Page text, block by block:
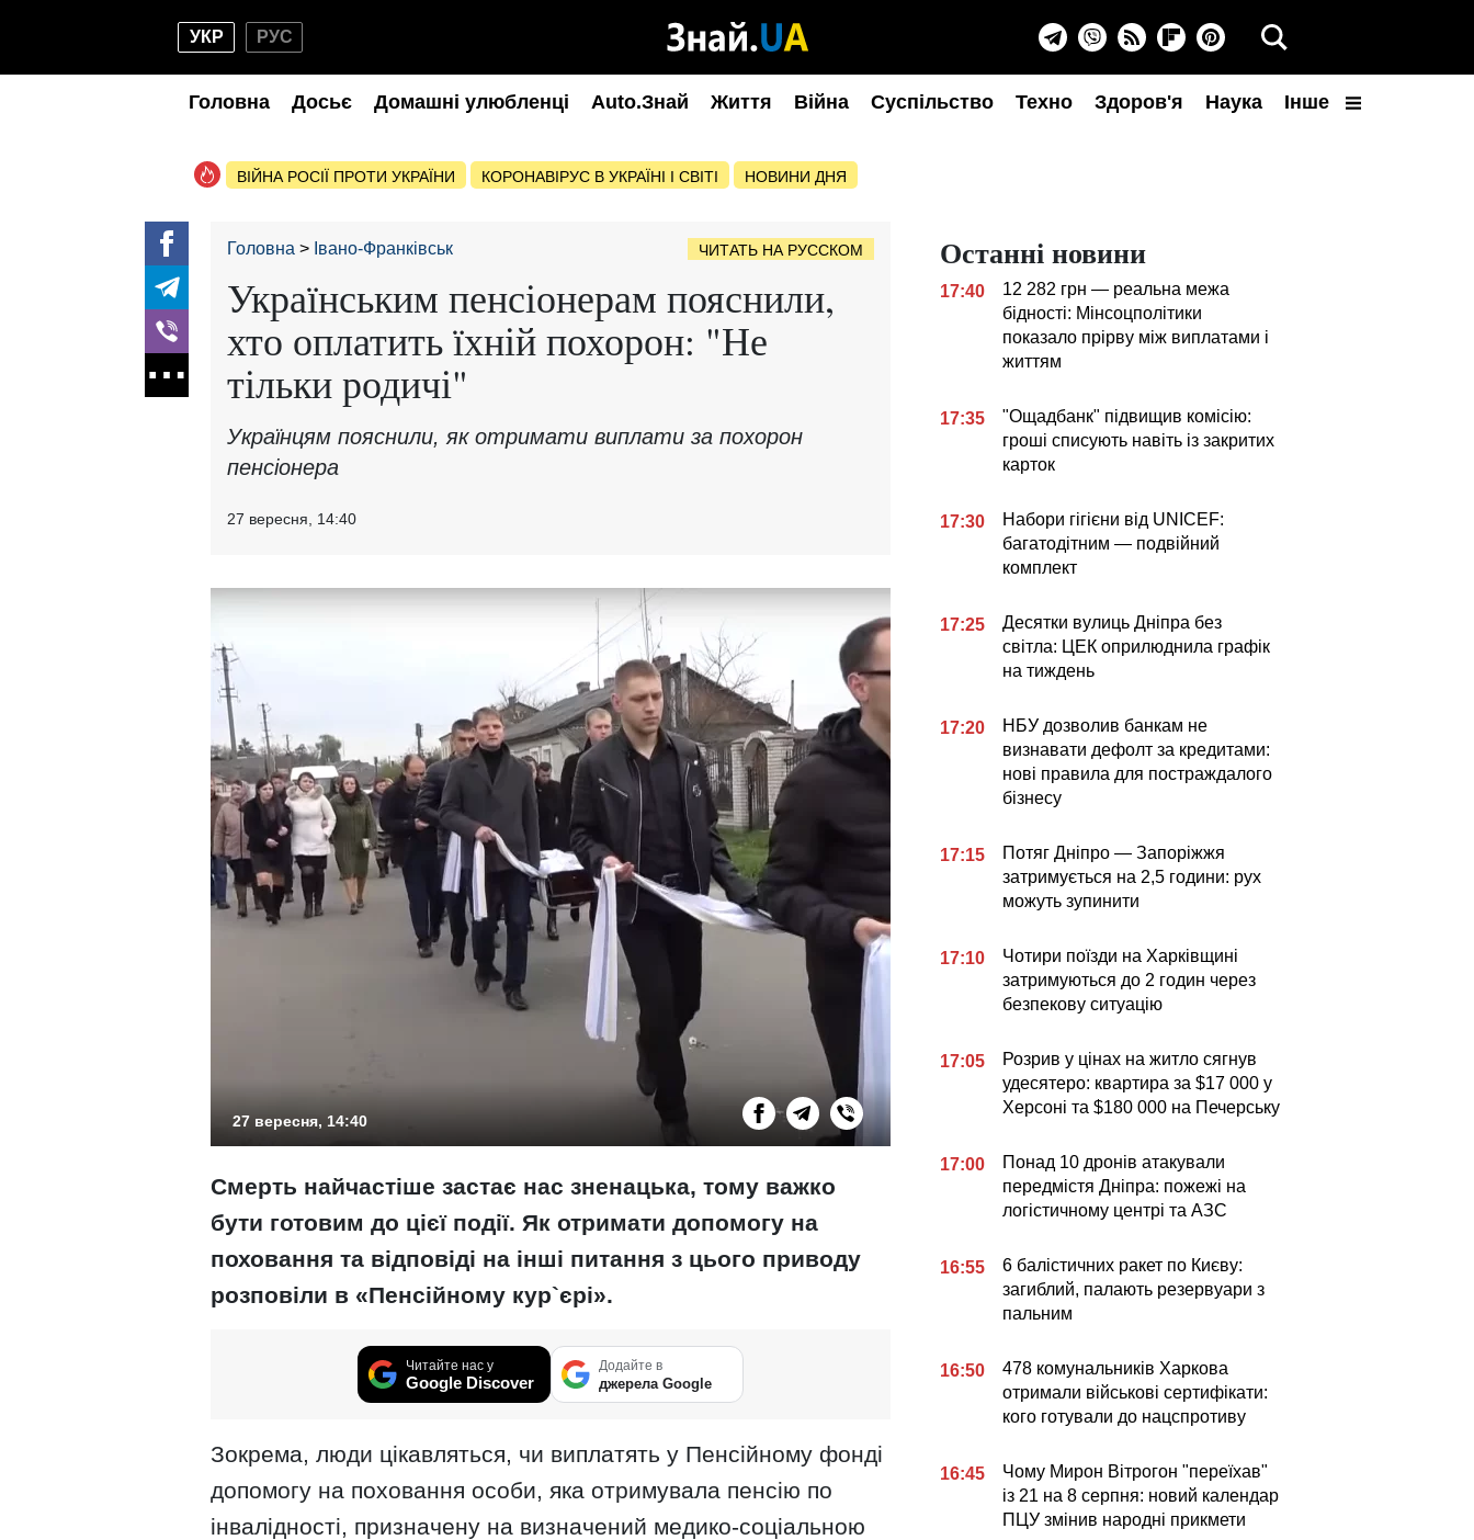
УКР РУС
Головна Досьє Домашні улюбленці Auto.Знай Життя Війна Суспільство Техно Здоров'я Наука Інше
ВІЙНА РОСІЇ ПРОТИ УКРАЇНИ КОРОНАВІРУС В УКРАЇНІ І СВІТІ НОВИНИ ДНЯ
Головна Івано-Франківськ ЧИТАТЬ НА РУССКОМ
Українським пенсіонерам пояснили,
хто оплатить їхній похорон: "Не
тільки родичі"
Українцям пояснили, як отримати виплати за похорон
пенсіонера
27 вересня, 14:40
27 вересня, 14:40
Смерть найчастіше застає нас зненацька, тому важко
бути готовим до цієї події. Як отримати допомогу на
поховання та відповіді на інші питання з цього приводу
розповіли в «Пенсійному кур`єрі».
Читайте нас у
Google Discover
Додайте в
джерела Google
Зокрема, люди цікавляться, чи виплатять у Пенсійному фонді
допомогу на поховання особи, яка отримувала пенсію по
інвалідності, призначену на визначений медико-соціальною
Останні новини
17:40
12 282 грн — реальна межа
бідності: Мінсоцполітики
показало прірву між виплатами і
життям
17:35
"Ощадбанк" підвищив комісію:
гроші списують навіть із закритих
карток
17:30
Набори гігієни від UNICEF:
багатодітним — подвійний
комплект
17:25
Десятки вулиць Дніпра без
світла: ЦЕК оприлюднила графік
на тиждень
17:20
НБУ дозволив банкам не
визнавати дефолт за кредитами:
нові правила для постраждалого
бізнесу
17:15
Потяг Дніпро — Запоріжжя
затримується на 2,5 години: рух
можуть зупинити
17:10
Чотири поїзди на Харківщині
затримуються до 2 годин через
безпекову ситуацію
17:05
Розрив у цінах на житло сягнув
удесятеро: квартира за $17 000 у
Херсоні та $180 000 на Печерську
17:00
Понад 10 дронів атакували
передмістя Дніпра: пожежі на
логістичному центрі та АЗС
16:55
6 балістичних ракет по Києву:
загиблий, палають резервуари з
пальним
16:50
478 комунальників Харкова
отримали військові сертифікати:
кого готували до нацспротиву
16:45
Чому Мирон Вітрогон "переїхав"
із 21 на 8 серпня: новий календар
ПЦУ змінив народні прикмети